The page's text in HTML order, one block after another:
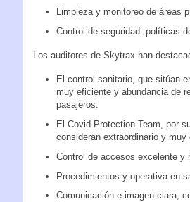
Limpieza y monitoreo de áreas
Control de seguridad: políticas
Los auditores de Skytrax han
El control sanitario, que sitúan
muy eficiente y abundancia de
pasajeros.
El Covid Protection Team, por
consideran extraordinario y muy
Control de accesos excelente y
Procedimientos y operativa en
Comunicación e imagen clara,